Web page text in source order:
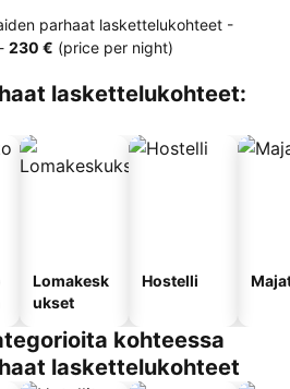
parhaat laskettelukohteet -
- ‎230 € (price per night)
laskettelukohteet:
Lomakesk
ukset
Hostelli
kohteessa
laskettelukohteet